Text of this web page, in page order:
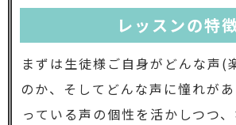
レッスンの特
まずは生徒様ご自身がどんな声(
のか、そしてどんな声に憧れが
っている声の個性を活かしつつ